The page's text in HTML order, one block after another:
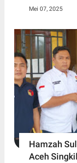
Mei 07, 2025
Hamzah
Aceh